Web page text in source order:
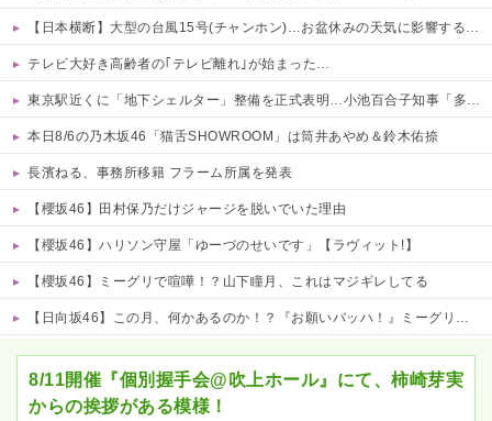
【日本横断】大型の台風15号(チャンホン)…お盆休みの天気に影響するおそれ
テレビ大好き高齢者の｢テレビ離れ｣が始まった…
東京駅近くに「地下シェルター」整備を正式表明…小池百合子知事「多くの方が滞在、施設整備の効果高い」
本日8/6の乃木坂46「猫舌SHOWROOM」は筒井あやめ＆鈴木佑捺
長濱ねる、事務所移籍 フラーム所属を発表
【櫻坂46】田村保乃だけジャージを脱いでいた理由
【櫻坂46】ハリソン守屋「ゆーづのせいです」【ラヴィット!】
【櫻坂46】ミーグリで喧嘩！？山下瞳月、これはマジギレしてる
【日向坂46】この月、何かあるのか！？『お願いバッハ！』ミーグリ日程がこちら
8/11開催『個別握手会@吹上ホール』にて、柿崎芽実
からの挨拶がある模様！